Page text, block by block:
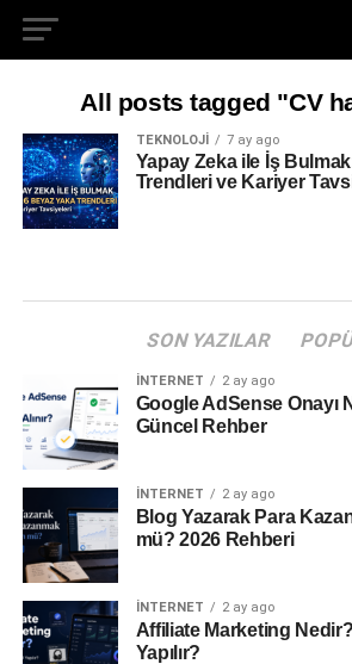
All posts tagged "CV
TEKNOLOJI 7 ay ago
Yapay Zeka ile İş
Trendleri ve Kariyer
SON YAZILAR
İNTERNET 2 ay ago
Google AdSense Onayı
Güncel Rehber
İNTERNET 2 ay ago
Blog Yazarak Para
mü? 2026 Rehberi
İNTERNET 2 ay ago
Affiliate Marketing Nedir?
Yapılır?